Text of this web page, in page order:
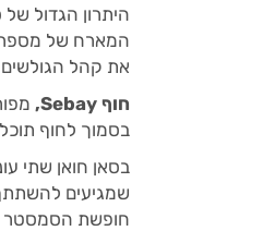
היתרון הגדול
את קהל הגולשים
חוף Sebay,
בסמוך לחוף
בסאן חואן שתי
חופשת הסמסטר